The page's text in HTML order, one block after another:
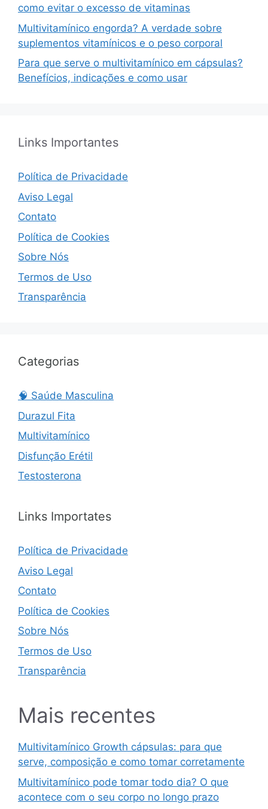
como evitar o excesso de vitaminas
Multivitamínico engorda? A verdade sobre
suplementos vitamínicos e o peso corporal
Para que serve o multivitamínico em cápsulas?
Benefícios, indicações e como usar
Links Importantes
Política de Privacidade
Aviso Legal
Contato
Política de Cookies
Sobre Nós
Termos de Uso
Transparência
Categorias
🧠 Saúde Masculina
Durazul Fita
Multivitamínico
Disfunção Erétil
Testosterona
Links Importates
Política de Privacidade
Aviso Legal
Contato
Política de Cookies
Sobre Nós
Termos de Uso
Transparência
Mais recentes
Multivitamínico Growth cápsulas: para que
serve, composição e como tomar corretamente
Multivitamínico pode tomar todo dia? O que
acontece com o seu corpo no longo prazo